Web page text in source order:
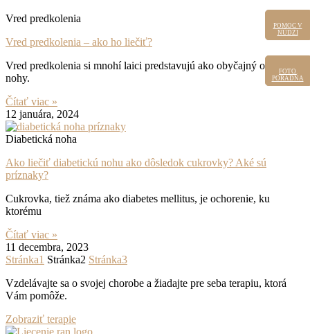
Vred predkolenia
Vred predkolenia – ako ho liečiť?
Vred predkolenia si mnohí laici predstavujú ako obyčajný opuch
nohy.
Čítať viac »
12 januára, 2024
Diabetická noha
Ako liečiť diabetickú nohu ako dôsledok cukrovky? Aké sú
príznaky?
Cukrovka, tiež známa ako diabetes mellitus, je ochorenie, ku
ktorému
Čítať viac »
11 decembra, 2023
Stránka1 Stránka2 Stránka3
Vzdelávajte sa o svojej chorobe a žiadajte pre seba terapiu, ktorá
Vám pomôže.
Zobraziť terapie
POMOC
V NÚDZI
FOTO
PORADŇA
POMOC V
NÚDZI
FOTO
PORADŇA